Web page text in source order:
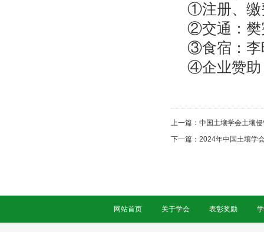
①注册、缴
②交通：
③食宿：
④企业赞助
上一篇： 中国土壤学会土壤
下一篇： 2024年中国土壤学
网站首页 关于学会 表彰奖励